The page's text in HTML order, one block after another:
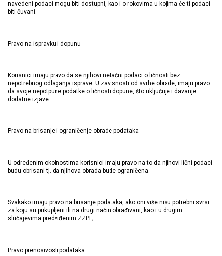
navedeni podaci mogu biti dostupni, kao i o rokovima u kojima će ti podaci
biti čuvani.
Pravo na ispravku i dopunu
Korisnici imaju pravo da se njihovi netačni podaci o ličnosti bez
nepotrebnog odlaganja isprave. U zavisnosti od svrhe obrade, imaju pravo
da svoje nepotpune podatke o ličnosti dopune, što uključuje i davanje
dodatne izjave.
Pravo na brisanje i ograničenje obrade podataka
U određenim okolnostima korisnici imaju pravo na to da njihovi lični podaci
budu obrisani tj. da njihova obrada bude ograničena.
Svakako imaju pravo na brisanje podataka, ako oni više nisu potrebni svrsi
za koju su prikupljeni ili na drugi način obrađivani, kao i u drugim
slučajevima predviđenim ZZPL;
Pravo prenosivosti podataka